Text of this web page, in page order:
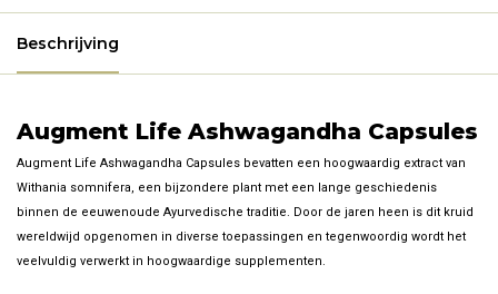
Beschrijving
Augment Life Ashwagandha Capsules
Augment Life Ashwagandha Capsules bevatten een hoogwaardig extract van
Withania somnifera, een bijzondere plant met een lange geschiedenis
binnen de eeuwenoude Ayurvedische traditie. Door de jaren heen is dit kruid
wereldwijd opgenomen in diverse toepassingen en tegenwoordig wordt het
veelvuldig verwerkt in hoogwaardige supplementen.